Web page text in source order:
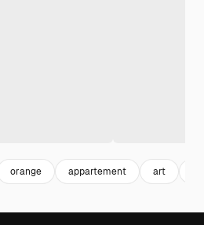
orange appartement art